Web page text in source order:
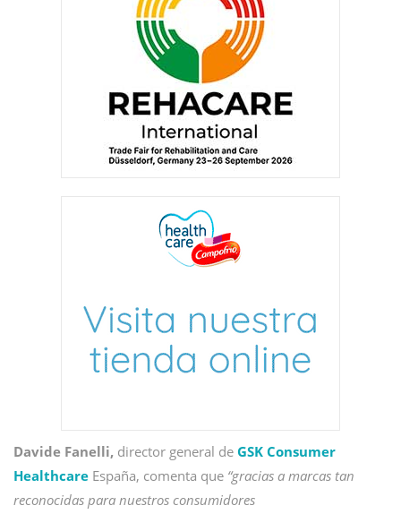
Davide Fanelli, director general de GSK Consumer
Healthcare España, comenta que “gracias a marcas tan
reconocidas para nuestros consumidores